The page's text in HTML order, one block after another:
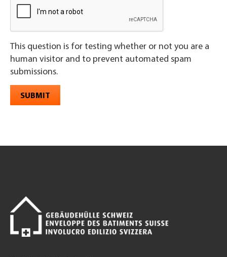
This question is for testing whether or not you are a
human visitor and to prevent automated spam
submissions.
SUBMIT